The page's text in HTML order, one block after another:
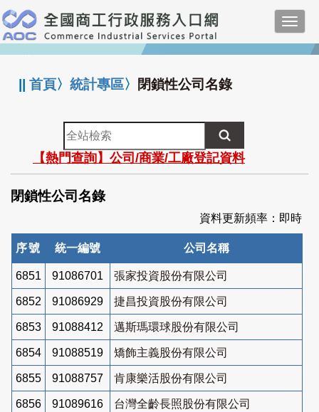
跳
到
主
要
:::
||首頁〉統計專區〉 閉鎖性公司名錄
全
站
檢
索
【熱門查詢】公司/商業/工廠登記資料
閉鎖性公司名錄
資料更新頻率：即時
序號 統一編號 公司名稱
6851 91086701 張家投資股份有限公司
6852 91086929 捷昌投資股份有限公司
6853 91088412 邁斯瑪環球股份有限公司
6854 91088519 矯飾主義股份有限公司
6855 91088757 肯康樂活股份有限公司
6856 91089616 台灣全齡長照股份有限公司